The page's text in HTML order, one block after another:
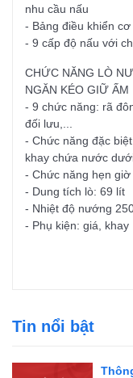
nhu cầu nấu
- Bảng điều khiển
- 9 cấp độ nấu với
CHỨC NĂNG LÒ
NGĂN KÉO GIỮ ẤM
- 9 chức năng: rã
đối lưu,...
- Chức năng đặc
khay chứa nước
- Chức năng hẹn giờ
- Dung tích lò: 69 lít
- Nhiệt độ nướng
- Phụ kiện: giá, khay
Tin nổi bật